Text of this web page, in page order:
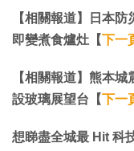
【相關報道】日本
即變煮食爐灶【下一
【相關報道】熊本
設玻璃展望台【下一
想睇盡全城最 Hit 科